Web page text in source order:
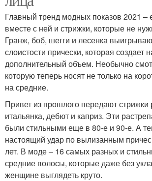
Главный тренд модных показов 2021 –
вместе с ней и стрижки, которые не
Гранж, боб, шегги и лесенка
слоистости прически, которая создает
дополнительный объем. Необычно
которую теперь носят не только на
на средние.
Привет из прошлого передают стрижки
итальянка, дебют и каприз. Эти
были стильными еще в 80-е и 90-е. А
настоящий удар по вылизанным
лет. В моде – 16 самых разных и
средние волосы, которые даже без
женщине выглядеть круто.